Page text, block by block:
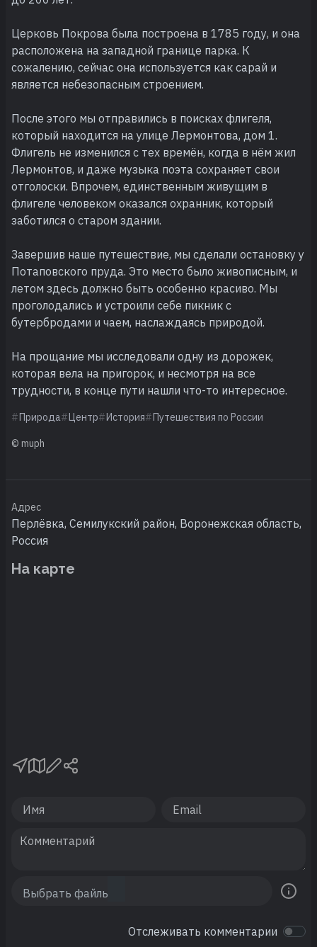
Церковь Покрова была построена в 1785 году, и она
расположена на западной границе парка. К
сожалению, сейчас она используется как сарай и
является небезопасным строением.
После этого мы отправились в поисках флигеля,
который находится на улице Лермонтова, дом 1.
Флигель не изменился с тех времён, когда в нём жил
Лермонтов, и даже музыка поэта сохраняет свои
отголоски. Впрочем, единственным живущим в
флигеле человеком оказался охранник, который
заботился о старом здании.
Завершив наше путешествие, мы сделали остановку у
Потаповского пруда. Это место было живописным, и
летом здесь должно быть особенно красиво. Мы
проголодались и устроили себе пикник с
бутербродами и чаем, наслаждаясь природой.
На прощание мы исследовали одну из дорожек,
которая вела на пригорок, и несмотря на все
трудности, в конце пути нашли что-то интересное.
Природа Центр История Путешествия по России
© muph
Адрес
Перлёвка, Семилукский район, Воронежская область,
Россия
На карте
Отслеживать комментарии